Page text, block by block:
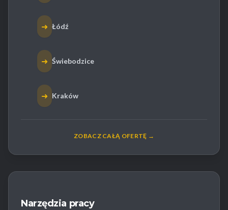
➜ Łódź
➜ Świebodzice
➜ Kraków
ZOBACZ CAŁĄ OFERTĘ →
Narzędzia pracy